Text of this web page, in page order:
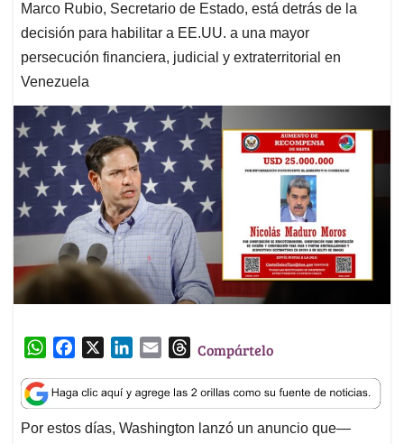
Marco Rubio, Secretario de Estado, está detrás de la
decisión para habilitar a EE.UU. a una mayor
persecución financiera, judicial y extraterritorial en
Venezuela
W
a
t
s
c
e
b
n
k
e
a
i
l
T
r
e
a
Compártelo
Por estos días, Washington lanzó un anuncio que—